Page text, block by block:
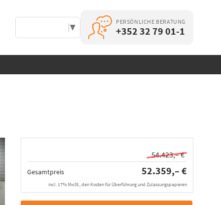
▼
PERSÖNLICHE BERATUNG
+352 32 79 01-1
54.423,– €
Gesamtpreis 52.359,– €
incl. 17% MwSt., den Kosten für Überführung und Zulassungspapieren